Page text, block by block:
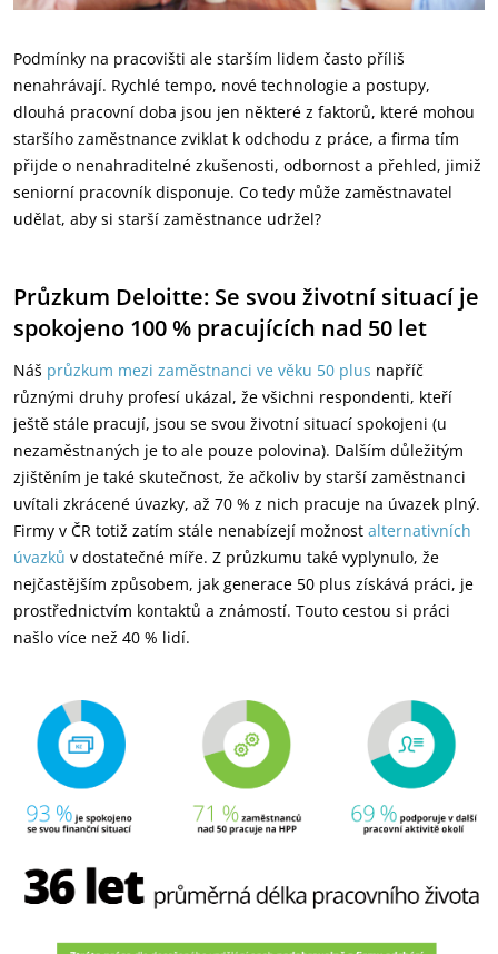
Podmínky na pracovišti ale starším lidem často příliš
nenahrávají. Rychlé tempo, nové technologie a postupy,
dlouhá pracovní doba jsou jen některé z faktorů, které mohou
staršího zaměstnance zviklat k odchodu z práce, a firma tím
přijde o nenahraditelné zkušenosti, odbornost a přehled, jimiž
seniorní pracovník disponuje. Co tedy může zaměstnavatel
udělat, aby si starší zaměstnance udržel?
Průzkum Deloitte: Se svou životní situací je
spokojeno 100 % pracujících nad 50 let
Náš průzkum mezi zaměstnanci ve věku 50 plus napříč
různými druhy profesí ukázal, že všichni respondenti, kteří
ještě stále pracují, jsou se svou životní situací spokojeni (u
nezaměstnaných je to ale pouze polovina). Dalším důležitým
zjištěním je také skutečnost, že ačkoliv by starší zaměstnanci
uvítali zkrácené úvazky, až 70 % z nich pracuje na úvazek plný.
Firmy v ČR totiž zatím stále nenabízejí možnost alternativních
úvazků v dostatečné míře. Z průzkumu také vyplynulo, že
nejčastějším způsobem, jak generace 50 plus získává práci, je
prostřednictvím kontaktů a známostí. Touto cestou si práci
našlo více než 40 % lidí.